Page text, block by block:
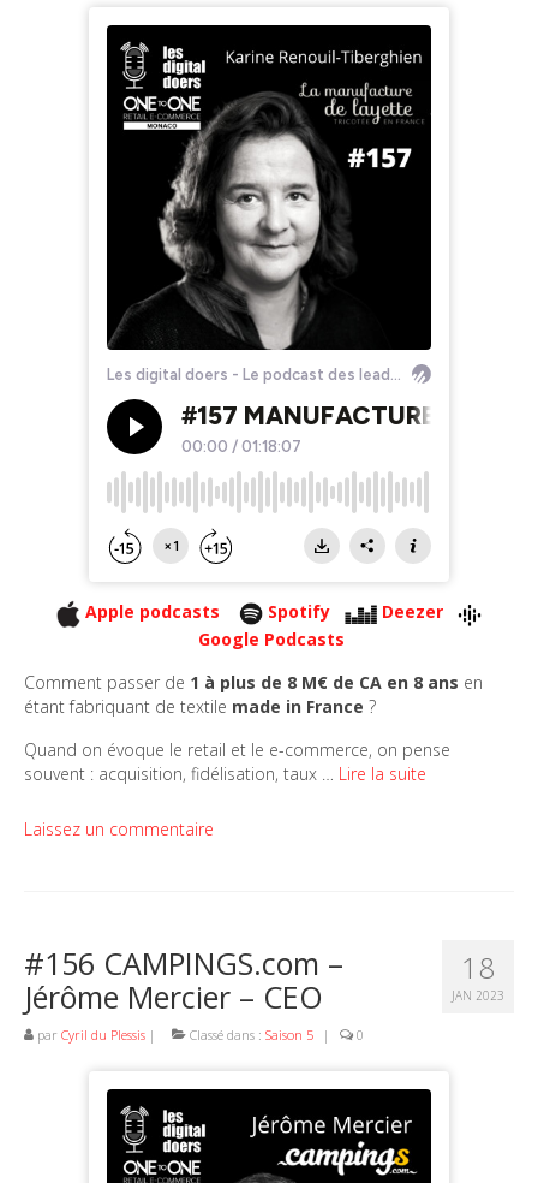
Apple podcasts Spotify
Deezer
Google Podcasts
Comment passer de 1 à plus de 8 M€ de CA en 8 ans en
étant fabriquant de textile made in France ?
Quand on évoque le retail et le e-commerce, on pense
souvent : acquisition, fidélisation, taux … Lire la suite
Laissez un commentaire
18
JAN 2023
#156 CAMPINGS.com –
Jérôme Mercier – CEO
par Cyril du Plessis | Classé dans : Saison 5 | 0